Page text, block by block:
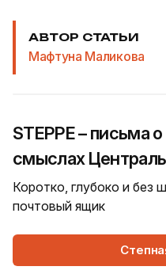
АВТОР СТАТЬИ
Мафтуна Маликова
STEPPE – письма
смыслах
Коротко, глубоко и
почтовый ящик